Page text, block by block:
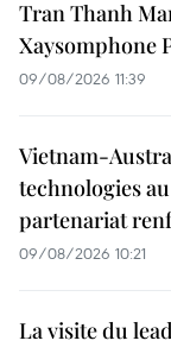
Tran Thanh
Xaysomphone
09/08/2026 11:39
Vietnam-
technologies
partenariat
09/08/2026 10:21
La visite du